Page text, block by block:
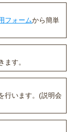
フォームから簡単
ます。
行います。(説明会